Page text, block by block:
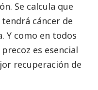
Se calcula que
cáncer de
Y como en todos
es esencial
recuperación de